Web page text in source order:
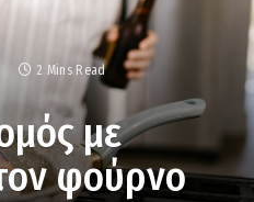
2 Mins Read
με
φούρνο